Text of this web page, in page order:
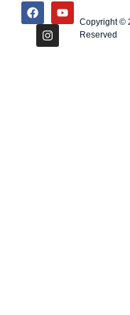
Copyright ©
Reserved